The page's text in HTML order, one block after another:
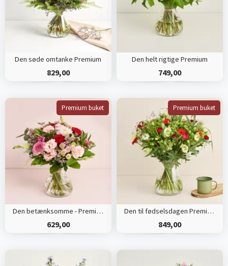
Den søde omtanke Premium
829,00
Den helt rigtige Premium
749,00
Premium buket
Den betænksomme - Premium
629,00
Premium buket
Den til fødselsdagen Premium
849,00